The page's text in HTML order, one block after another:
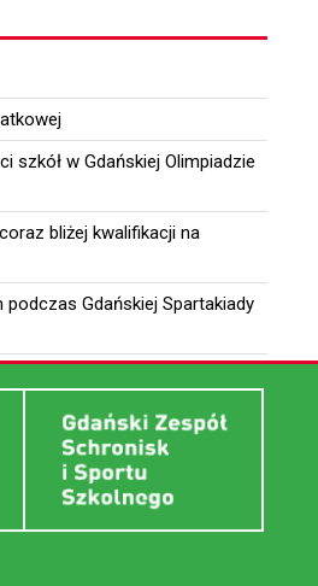
szkół w Gdańskiej Olimpiadzie
bliżej kwalifikacji na
podczas Gdańskiej Spartakiady